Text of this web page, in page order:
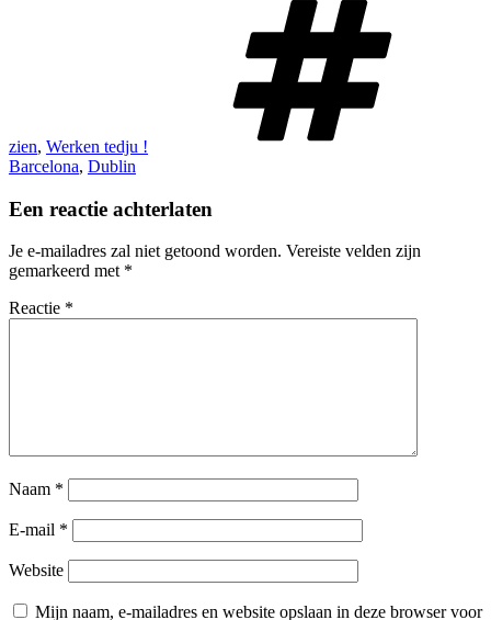
zien, Werken tedju !
Barcelona, Dublin
Een reactie achterlaten
Je e-mailadres zal niet getoond worden. Vereiste velden zijn
gemarkeerd met *
Reactie *
Naam *
E-mail *
Website
Mijn naam, e-mailadres en website opslaan in deze browser voor